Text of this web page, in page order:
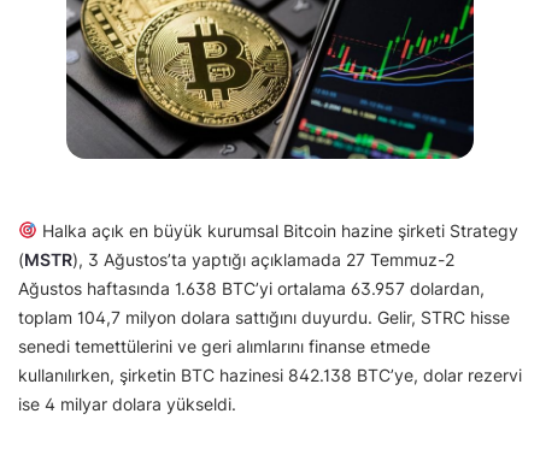
Halka açık en büyük kurumsal Bitcoin hazine şirketi Strategy
(MSTR), 3 Ağustos’ta yaptığı açıklamada 27 Temmuz-2
Ağustos haftasında 1.638 BTC’yi ortalama 63.957 dolardan,
toplam 104,7 milyon dolara sattığını duyurdu. Gelir, STRC hisse
senedi temettülerini ve geri alımlarını finanse etmede
kullanılırken, şirketin BTC hazinesi 842.138 BTC’ye, dolar rezervi
ise 4 milyar dolara yükseldi.